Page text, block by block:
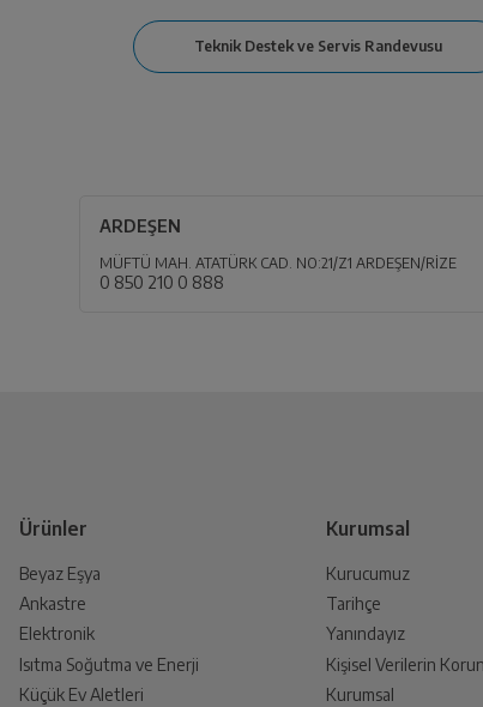
ARDEŞEN
MÜFTÜ MAH. ATATÜRK CAD. NO:21/Z1 ARDEŞEN/RİZE
0 850 210 0 888
Ürünler
Beyaz Eşya
Ankastre
Elektronik
Isıtma Soğutma ve Enerji
Küçük Ev Aletleri
Kurumsal
Kurucumuz
Tarihçe
Yanındayız
Kişisel Verilerin
Kurumsal